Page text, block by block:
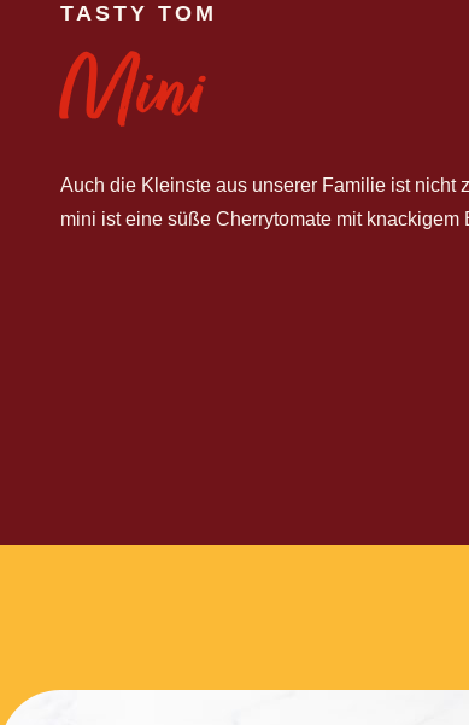
TASTY TOM
Mini
Auch die Kleinste aus unserer Familie ist nicht
mini ist eine süße Cherrytomate mit knackigem